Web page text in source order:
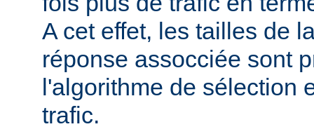
A cet effet, les tailles de
réponse assocciée sont
l'algorithme de sélection
trafic.